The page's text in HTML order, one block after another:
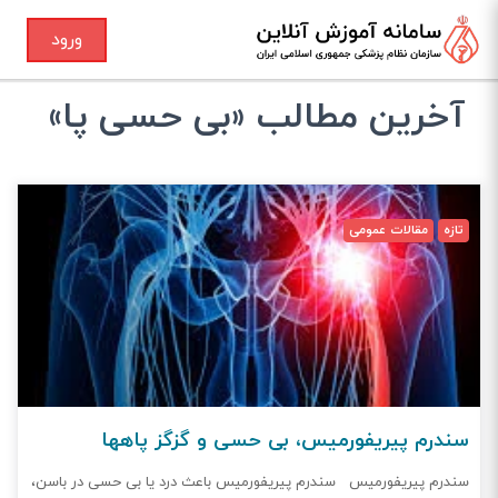
ورود
آخرین مطالب «بی حسی پا»
تازه مقالات عمومی
سندرم پیریفورمیس، بی حسی و گزگز پاهها
سندرم پیریفورمیس سندرم پیریفورمیس باعث درد یا بی حسی در باسن،